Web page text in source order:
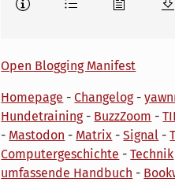
Open Blogging Manifest
Homepage -Changelog-
Hundetraining- BuzzZoom -
- Mastodon - Matrix -Signal -
Computergeschichte -Technik
umfassende Handbuch -